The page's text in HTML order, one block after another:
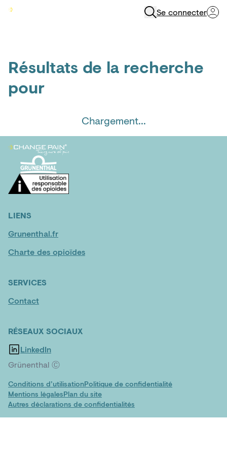
Se connecter
Résultats de la recherche
pour
Chargement...
LIENS
Grunenthal.fr
Charte des opioïdes
SERVICES
Contact
RÉSEAUX SOCIAUX
LinkedIn
Grünenthal Ⓒ
Conditions d’utilisationPolitique de confidentialité
Mentions légalesPlan du site
Autres déclarations de confidentialités